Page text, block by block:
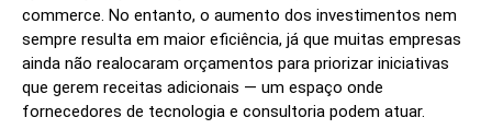
commerce. No entanto, o aumento dos investimentos nem
sempre resulta em maior eficiência, já que muitas empresas
ainda não realocaram orçamentos para priorizar iniciativas
que gerem receitas adicionais — um espaço onde
fornecedores de tecnologia e consultoria podem atuar.